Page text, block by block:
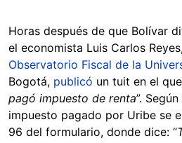
Horas después de que Bolívar
el economista Luis Carlos
Observatorio Fiscal de la
Bogotá, publicó un tuit en el
pagó impuesto de renta”.
impuesto pagado por Uribe se
96 del formulario, donde dice: “